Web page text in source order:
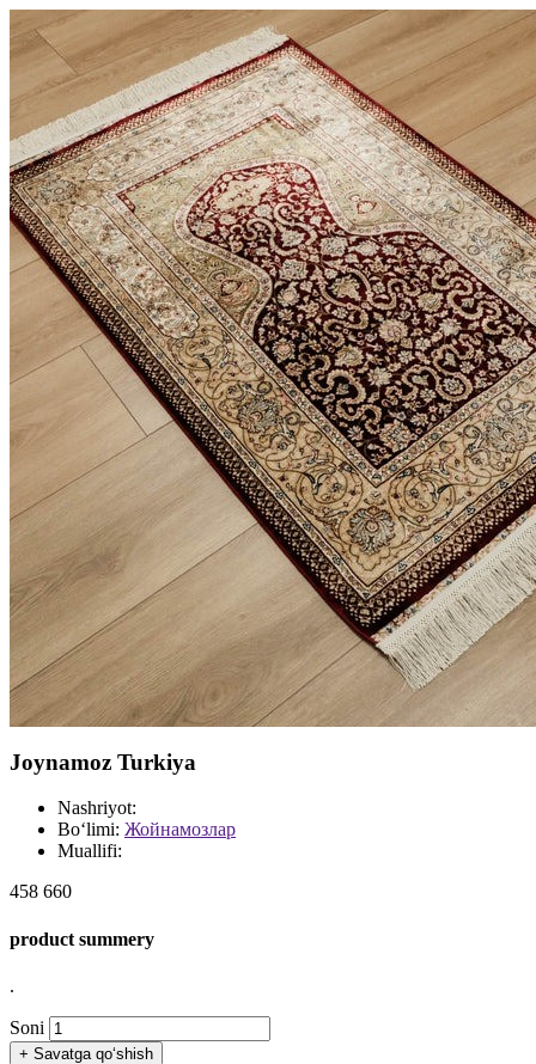
Joynamoz Turkiya
Nashriyot:
Bo‘limi: Жойнамозлар
Muallifi:
458 660
product summery
.
Soni
+ Savatga qo‘shish